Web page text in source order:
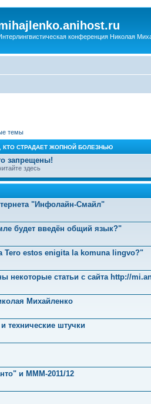
конференция Николая
темы
КТО СТРАДАЕТ ЖОПНОЙ БОЛЕЗНЬЮ
запрещены!
здесь
"Инфолайн-Смайл"
будет введён общий язык?"
Tero estos enigita la komuna lingvo?"
некоторые статьи с сайта http://
Михайленко
технические штучки
и MMM-2011/12